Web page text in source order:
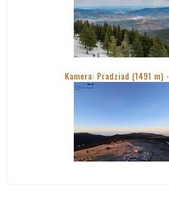
Kamera: Pradziad (1491 m) -